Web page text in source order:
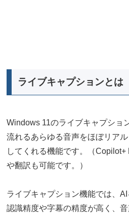
ライブキャプションとは
Windows 11のライブキャプショ
流れるあらゆる音声をほぼリア
してくれる機能です。（
や翻訳も可能です。）
ライブキャプション機能では、
認識精度や字幕の精度が高く、